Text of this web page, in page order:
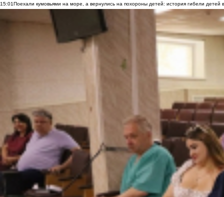
15:01Поехали кумовьями на море, а вернулись на похороны детей: история гибели детей